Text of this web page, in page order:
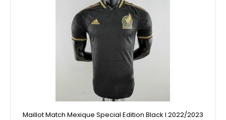
Maillot Match Mexique Special Edition Black I 2022/2023